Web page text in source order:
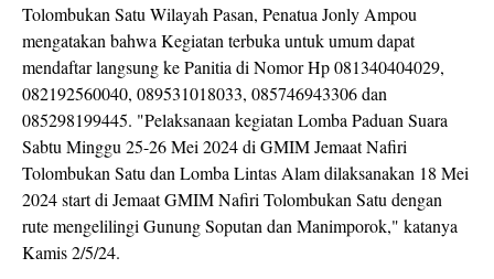
Tolombukan Satu Wilayah Pasan, Penatua Jonly Ampou
mengatakan bahwa Kegiatan terbuka untuk umum dapat
mendaftar langsung ke Panitia di Nomor Hp 081340404029,
082192560040, 089531018033, 085746943306 dan
085298199445. "Pelaksanaan kegiatan Lomba Paduan Suara
Sabtu Minggu 25-26 Mei 2024 di GMIM Jemaat Nafiri
Tolombukan Satu dan Lomba Lintas Alam dilaksanakan 18 Mei
2024 start di Jemaat GMIM Nafiri Tolombukan Satu dengan
rute mengelilingi Gunung Soputan dan Manimporok," katanya
Kamis 2/5/24.